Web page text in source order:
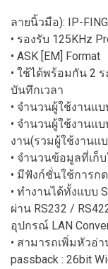
โดย Auto
ลายนิ้วมือ): IP-
• รองรับ 125KHz
• ASK [EM] Format
• ใช้ได้พร้อมกัน 2
บันทึกเวลา
• จำนวนผู้ใช้งานแ
• จำนวนผู้ใช้งานแ
งาน(รวมผู้ใช้งานแ
• จำนวนข้อมูลที่เก็บ
• มีฟังก์ชั่นใช้การ
• ทำงานได้ทั้งแบบ
ผ่าน RS232 /
อุปกรณ์ LAN
• สามารถเพิ่มหัวอ่
passback : 26bit